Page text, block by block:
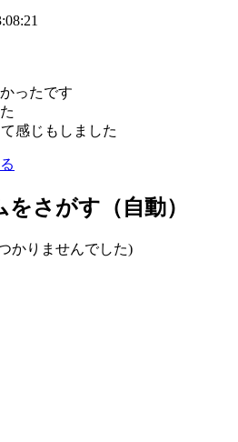
ったです
感じもしました
さがす（自動）
かりませんでした)